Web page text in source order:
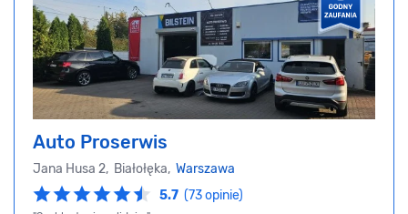
Auto Proserwis
Jana Husa 2, Białołęka, Warszawa
5.7 (73 opinie)